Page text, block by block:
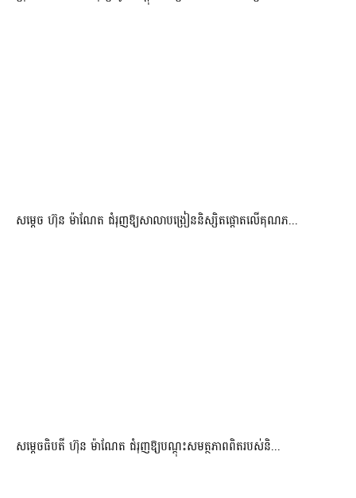
សម្តេច ហ៊ុន ម៉ាណែត ជំរុញឱ្យសាលាបង្រៀននិស្សិតផ្តោតលើគុណភ...
សម្តេចធិបតី ហ៊ុន ម៉ាណែត ជំរុញឱ្យបណ្តុះសមត្ថភាពពិតរបស់និ...